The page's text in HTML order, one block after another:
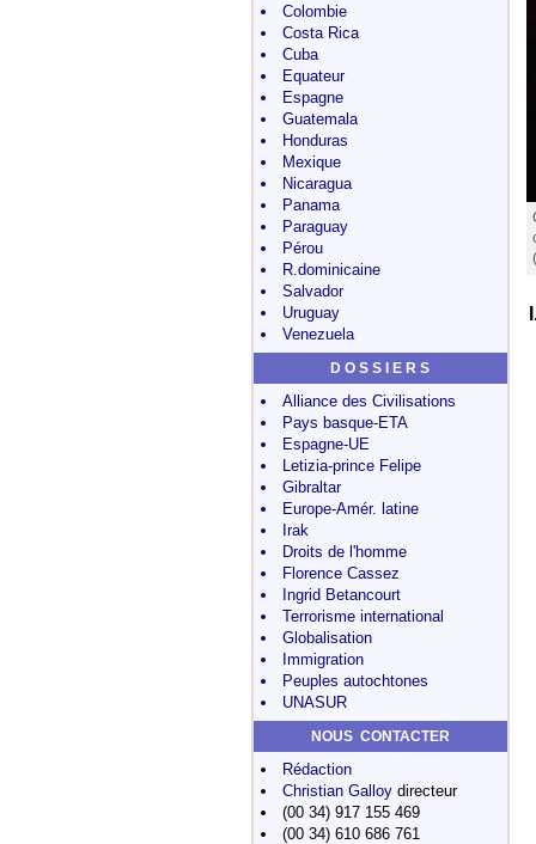
Colombie
Costa Rica
Cuba
Equateur
Espagne
Guatemala
Honduras
Mexique
Nicaragua
Panama
Paraguay
Pérou
R.dominicaine
Salvador
Uruguay
Venezuela
D O S S I E R S
Alliance des Civilisations
Pays basque-ETA
Espagne-UE
Letizia-prince Felipe
Gibraltar
Europe-Amér. latine
Irak
Droits de l'homme
Florence Cassez
Ingrid Betancourt
Terrorisme international
Globalisation
Immigration
Peuples autochtones
UNASUR
NOUS CONTACTER
Rédaction
Christian Galloydirecteur
(00 34) 917 155 469
(00 34) 610 686 761